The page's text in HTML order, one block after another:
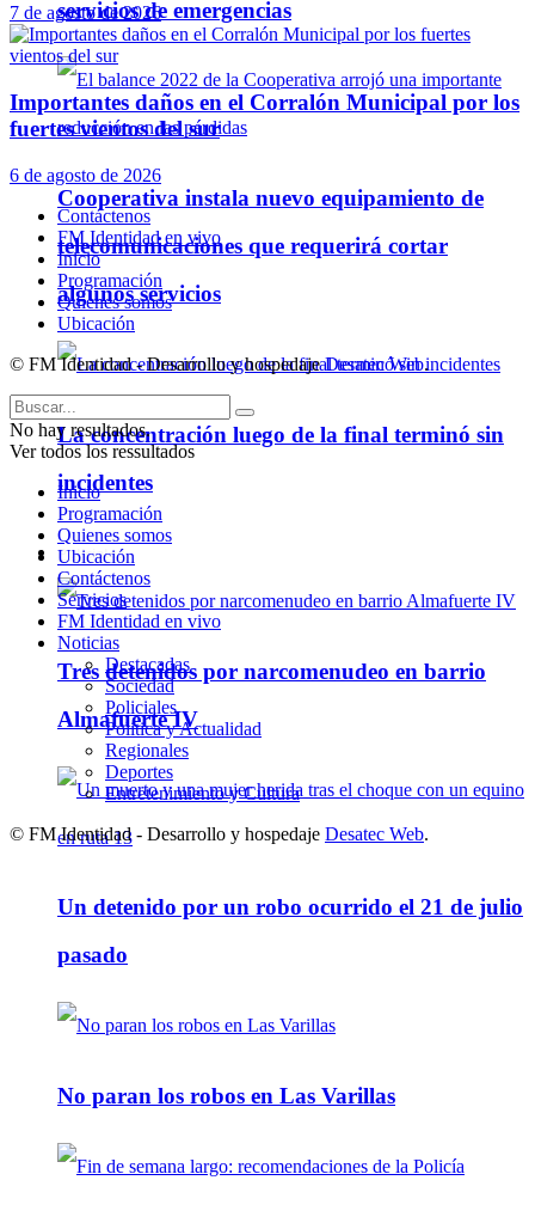
servicios de emergencias
Cooperativa instala nuevo equipamiento de
telecomunicaciones que requerirá cortar
algunos servicios
La concentración luego de la final terminó sin
incidentes
Policiales
Tres detenidos por narcomenudeo en barrio
Almafuerte IV
Un detenido por un robo ocurrido el 21 de julio
pasado
No paran los robos en Las Varillas
7 de agosto de 2026
Importantes daños en el Corralón Municipal por los
fuertes vientos del sur
6 de agosto de 2026
Contáctenos
FM Identidad en vivo
Inicio
Programación
Quienes somos
Ubicación
© FM Identidad - Desarrollo y hospedajeDesatec Web.
No hay resultados.
Ver todos los ressultados
Inicio
Programación
Quienes somos
Ubicación
Contáctenos
Servicios
FM Identidad en vivo
Noticias
Destacadas
Sociedad
Policiales
Política y Actualidad
Regionales
Deportes
Entretenimiento y Cultura
© FM Identidad - Desarrollo y hospedaje Desatec Web.